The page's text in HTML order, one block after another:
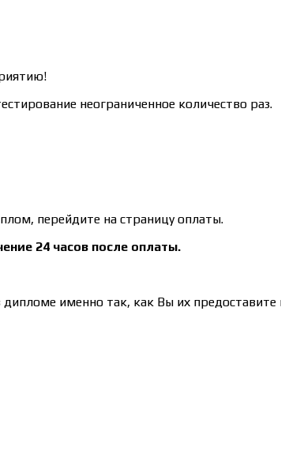
неограниченное количество раз.
перейдите на страницу оплаты.
24 часов после оплаты.
именно так, как Вы их